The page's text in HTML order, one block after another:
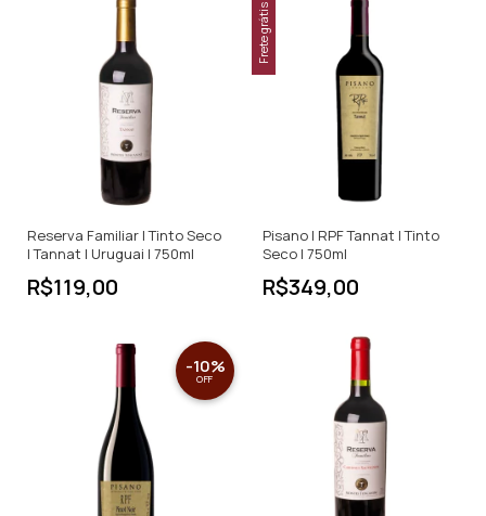
Reserva Familiar | Tinto Seco
| Tannat | Uruguai | 750ml
R$119,00
Frete grátis
Pisano | RPF Tannat | Tinto
Seco | 750ml
R$349,00
-10%
OFF